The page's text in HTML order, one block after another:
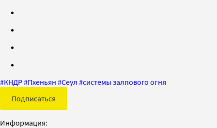
#КНДР#Пхеньян #Сеул #системы залпового огня
Подписаться
Информация: